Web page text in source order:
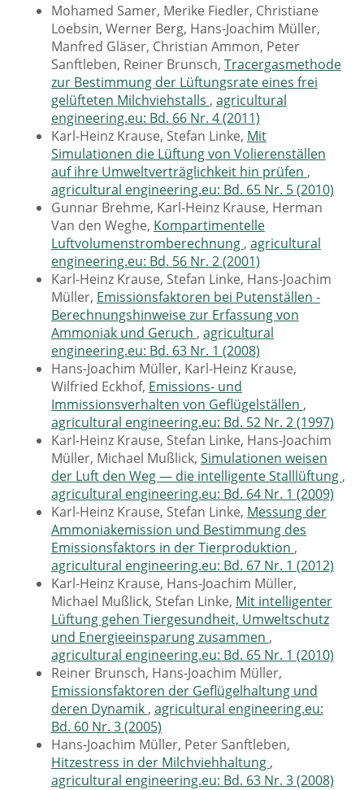
Mohamed Samer, Merike Fiedler, Christiane
Loebsin, Werner Berg, Hans-Joachim Müller,
Manfred Gläser, Christian Ammon, Peter
Sanftleben, Reiner Brunsch, Tracergasmethode
zur Bestimmung der Lüftungsrate eines frei
gelüfteten Milchviehstalls , agricultural
engineering.eu: Bd. 66 Nr. 4 (2011)
Karl-Heinz Krause, Stefan Linke, Mit
Simulationen die Lüftung von Volierenställen
auf ihre Umweltverträglichkeit hin prüfen ,
agricultural engineering.eu: Bd. 65 Nr. 5 (2010)
Gunnar Brehme, Karl-Heinz Krause, Herman
Van den Weghe, Kompartimentelle
Luftvolumenstromberechnung , agricultural
engineering.eu: Bd. 56 Nr. 2 (2001)
Karl-Heinz Krause, Stefan Linke, Hans-Joachim
Müller, Emissionsfaktoren bei Putenställen -
Berechnungshinweise zur Erfassung von
Ammoniak und Geruch , agricultural
engineering.eu: Bd. 63 Nr. 1 (2008)
Hans-Joachim Müller, Karl-Heinz Krause,
Wilfried Eckhof, Emissions- und
Immissionsverhalten von Geflügelställen ,
agricultural engineering.eu: Bd. 52 Nr. 2 (1997)
Karl-Heinz Krause, Stefan Linke, Hans-Joachim
Müller, Michael Mußlick, Simulationen weisen
der Luft den Weg — die intelligente Stalllüftung ,
agricultural engineering.eu: Bd. 64 Nr. 1 (2009)
Karl-Heinz Krause, Stefan Linke, Messung der
Ammoniakemission und Bestimmung des
Emissionsfaktors in der Tierproduktion ,
agricultural engineering.eu: Bd. 67 Nr. 1 (2012)
Karl-Heinz Krause, Hans-Joachim Müller,
Michael Mußlick, Stefan Linke, Mit intelligenter
Lüftung gehen Tiergesundheit, Umweltschutz
und Energieeinsparung zusammen ,
agricultural engineering.eu: Bd. 65 Nr. 1 (2010)
Reiner Brunsch, Hans-Joachim Müller,
Emissionsfaktoren der Geflügelhaltung und
deren Dynamik , agricultural engineering.eu:
Bd. 60 Nr. 3 (2005)
Hans-Joachim Müller, Peter Sanftleben,
Hitzestress in der Milchviehhaltung ,
agricultural engineering.eu: Bd. 63 Nr. 3 (2008)